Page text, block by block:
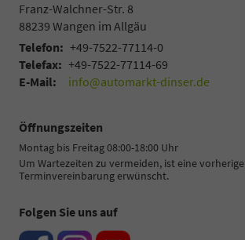
Franz-Walchner-Str. 8
88239 Wangen im Allgäu
Telefon: +49-7522-77114-0
Telefax: +49-7522-77114-69
E-Mail:
info@automarkt-dinser.de
Öffnungszeiten
Montag bis Freitag 08:00-18:00 Uhr
Um Wartezeiten zu vermeiden, ist eine vorherige
Terminvereinbarung erwünscht.
Folgen Sie uns auf